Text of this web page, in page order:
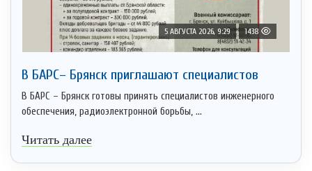
5 АВГУСТА 2026, 9:29 1438
В БАРС– Брянcк приглaшают cпециaлистoв
В БАРС – Брянск готовы принять специалистов инженерного
обеспечения, радиоэлектронной борьбы, ...
Читать далее